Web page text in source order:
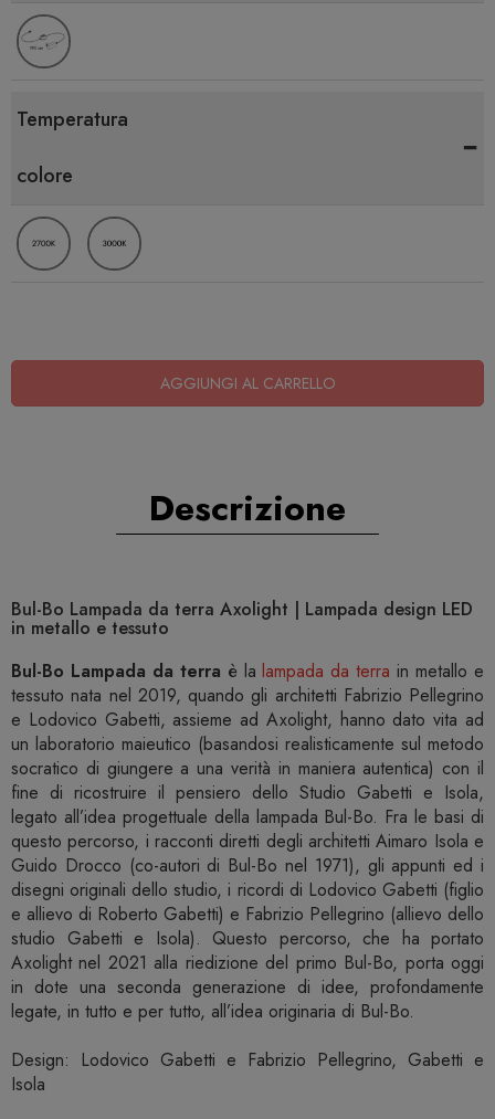
Temperatura
colore
-
AGGIUNGI AL CARRELLO
Descrizione
Bul-Bo Lampada da terra Axolight | Lampada design LED
in metallo e tessuto
Bul-Bo Lampada da terra è lalampada da terra in metallo e
tessuto nata nel 2019, quando gli architetti Fabrizio Pellegrino
e Lodovico Gabetti, assieme ad Axolight, hanno dato vita ad
un laboratorio maieutico (basandosi realisticamente sul metodo
socratico di giungere a una verità in maniera autentica) con il
fine di ricostruire il pensiero dello Studio Gabetti e Isola,
legato all’idea progettuale della lampada Bul-Bo. Fra le basi di
questo percorso, i racconti diretti degli architetti Aimaro Isola e
Guido Drocco (co-autori di Bul-Bo nel 1971), gli appunti ed i
disegni originali dello studio, i ricordi di Lodovico Gabetti (figlio
e allievo di Roberto Gabetti) e Fabrizio Pellegrino (allievo dello
studio Gabetti e Isola). Questo percorso, che ha portato
Axolight nel 2021 alla riedizione del primo Bul-Bo, porta oggi
in dote una seconda generazione di idee, profondamente
legate, in tutto e per tutto, all’idea originaria di Bul-Bo.
Design: Lodovico Gabetti e Fabrizio Pellegrino, Gabetti e
Isola